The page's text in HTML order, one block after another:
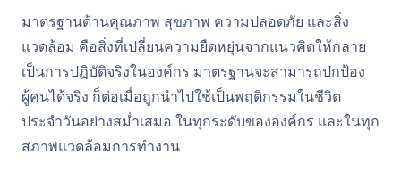
มาตรฐานด้านคุณภาพ สุขภาพ ความปลอดภัย และสิ่ง
แวดล้อม คือสิ่งที่เปลี่ยนความยืดหยุ่นจากแนวคิดให้กลาย
เป็นการปฏิบัติจริงในองค์กร มาตรฐานจะสามารถปกป้อง
ผู้คนได้จริง ก็ต่อเมื่อถูกนำไปใช้เป็นพฤติกรรมในชีวิต
ประจำวันอย่างสม่ำเสมอ ในทุกระดับขององค์กร และในทุก
สภาพแวดล้อมการทำงาน